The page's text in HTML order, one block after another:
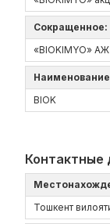
Сокращенное:
«BIOKIMYO» АЖ
BIOK
Контактные
Тошкент